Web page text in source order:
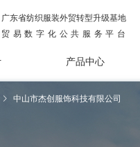
广东省纺织服装外贸转型升级基地
贸易数字化公共服务平台
产品中心
女装
内衣
男装
运动
童装
牛仔
中山市杰创服饰科技有限公司